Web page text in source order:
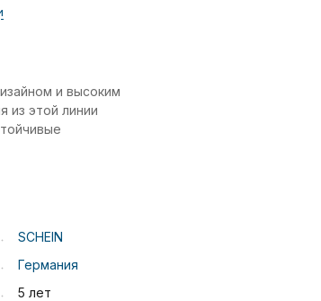
и высоким
из этой линии
SCHEIN
Германия
5 лет